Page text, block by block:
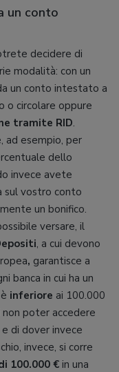
un conto
decidere di
modalità: con un
un conto intestato a
o circolare oppure
tramite RID.
ad esempio, per
dello
invece avete
sul vostro conto
un bonifico.
versare, il
, a cui devono
, garantisce a
banca in cui ha un
inferiore ai 100.000
non poter accedere
di dover invece
invece, si corre
100.000 € in una